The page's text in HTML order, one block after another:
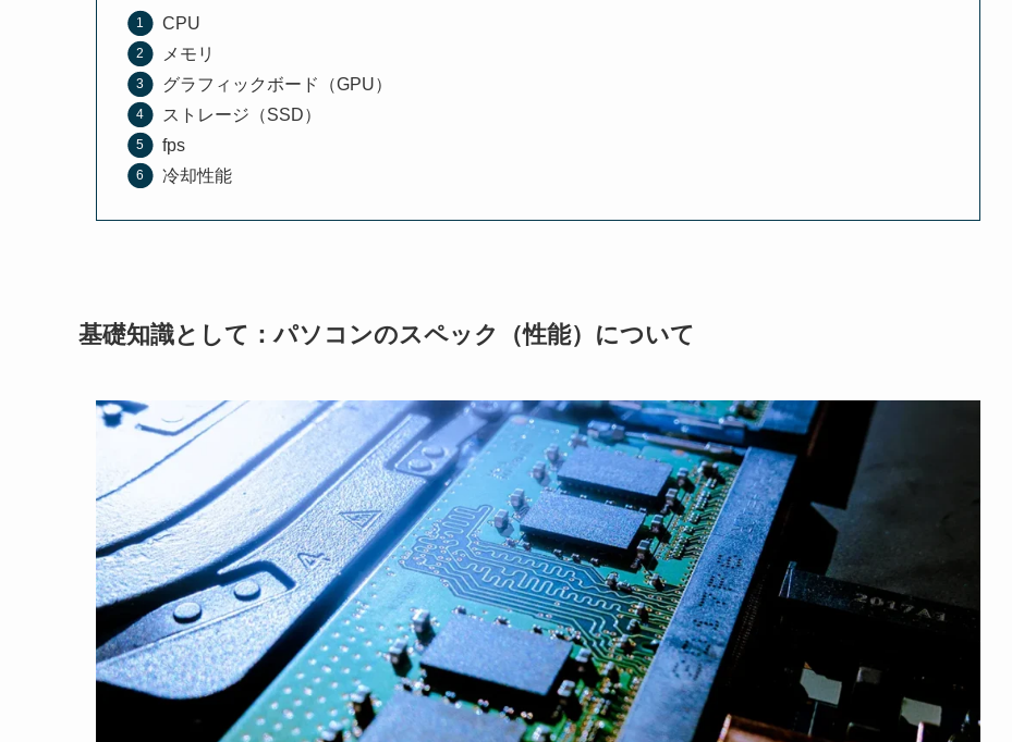
CPU
メモリ
グラフィックボード（GPU）
ストレージ（SSD）
fps
冷却性能
基礎知識として：パソコンのスペック（性能）について